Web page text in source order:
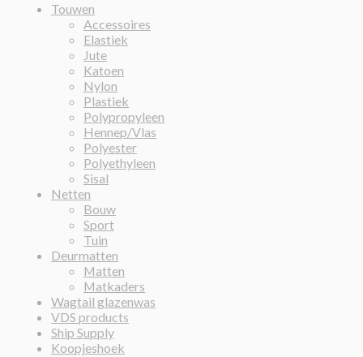
Touwen
Accessoires
Elastiek
Jute
Katoen
Nylon
Plastiek
Polypropyleen
Hennep/Vlas
Polyester
Polyethyleen
Sisal
Netten
Bouw
Sport
Tuin
Deurmatten
Matten
Matkaders
Wagtail glazenwas
VDS products
Ship Supply
Koopjeshoek